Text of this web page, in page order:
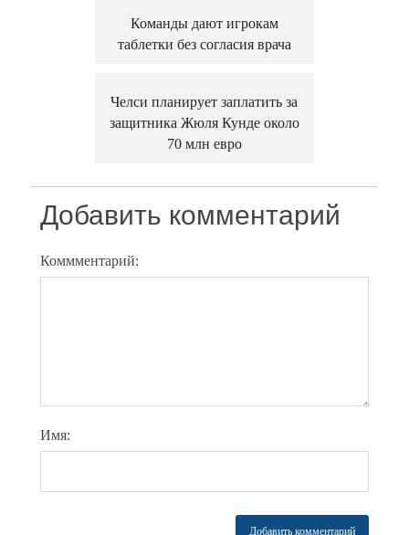
Команды дают игрокам
таблетки без согласия врача
Челси планирует заплатить за
защитника Жюля Кунде около
70 млн евро
Добавить комментарий
Коммментарий:
Имя: